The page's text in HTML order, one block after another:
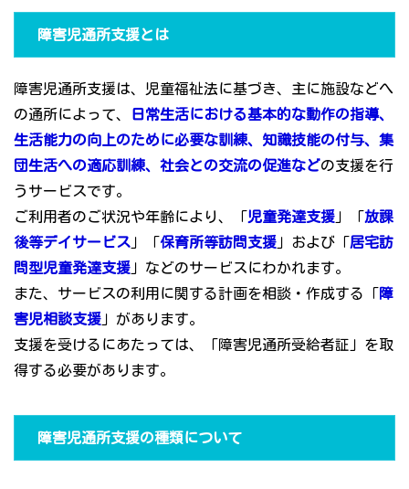
障害児通所支援とは
障害児通所支援は、児童福祉法に基づき、主に施設などへ
の通所によって、
日常生活における基本的な動作の指導、
生活能力の向上のために必要な訓練、知識技能の付与、集
団生活への適応訓練、社会との交流の促進などの支援を行
うサービスです。
ご利用者のご状況や年齢により、「児童発達支援 」「放課
後等デイサービス 」「保育所等訪問支援 」および「居宅訪
問型児童発達支援 」などのサービスにわかれます。
また、サービスの利用に関する計画を相談・作成する「障
害児相談支援 」があります。
支援を受けるにあたっては、「障害児通所受給者証」を取
得する必要があります。
障害児通所支援の種類について